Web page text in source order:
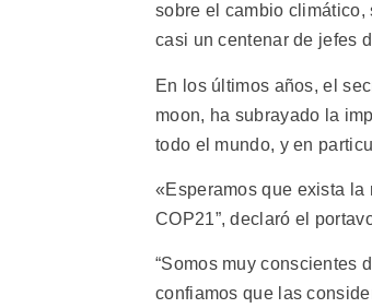
sobre el cambio
casi un centenar de jefes
En los últimos años, el
moon, ha subrayado la
todo el mundo, y en
«Esperamos que exista
COP21”, declaró el
“Somos muy conscientes
confiamos que las